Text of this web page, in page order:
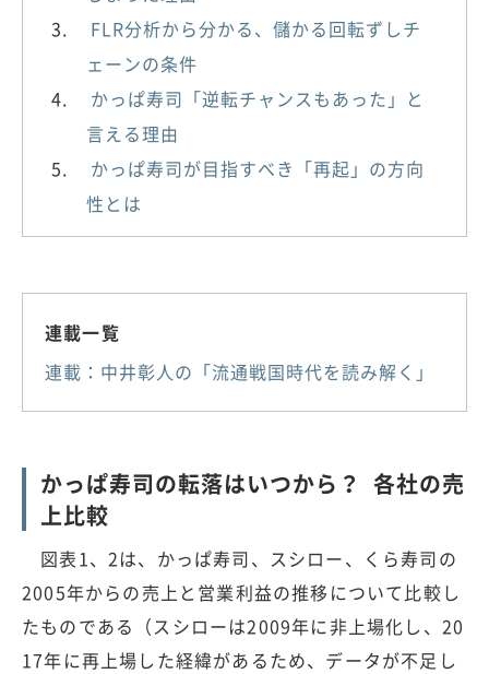
FLR分析から分かる、儲かる回転ずしチ
ェーンの条件
かっぱ寿司「逆転チャンスもあった」と
言える理由
かっぱ寿司が目指すべき「再起」の方向
性とは
連載一覧
連載：中井彰人の「流通戦国時代を読み解く」
かっぱ寿司の転落はいつから？ 各社の売
上比較
図表1、2は、かっぱ寿司、スシロー、くら寿司の
2005年からの売上と営業利益の推移について比較し
たものである（スシローは2009年に非上場化し、20
17年に再上場した経緯があるため、データが不足し